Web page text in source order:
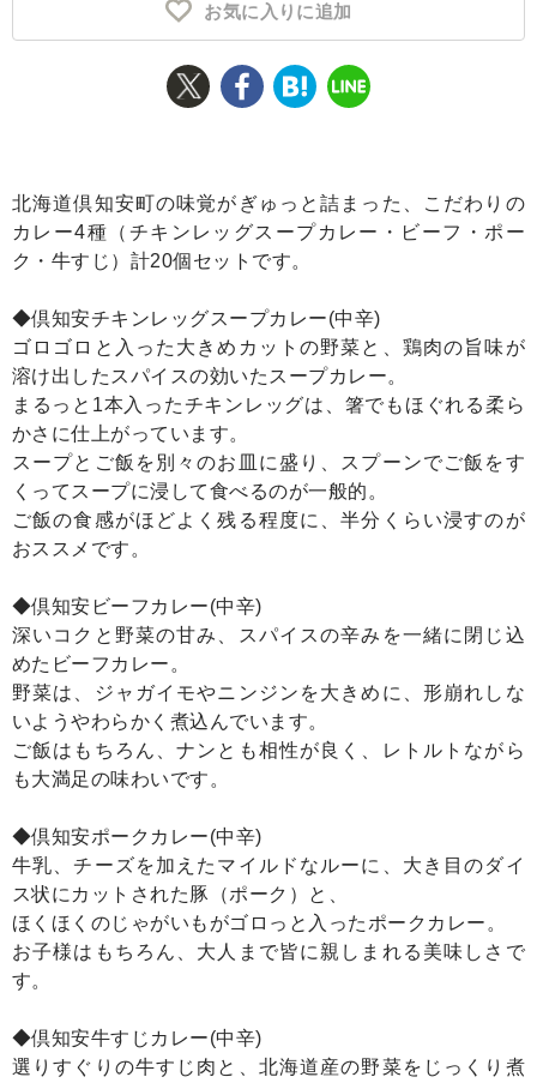
お気に入りに追加
北海道倶知安町の味覚がぎゅっと詰まった、こだわりの
カレー4種（チキンレッグスープカレー・ビーフ・ポー
ク・牛すじ）計20個セットです。
◆倶知安チキンレッグスープカレー(中辛)
ゴロゴロと入った大きめカットの野菜と、鶏肉の旨味が
溶け出したスパイスの効いたスープカレー。
まるっと1本入ったチキンレッグは、箸でもほぐれる柔ら
かさに仕上がっています。
スープとご飯を別々のお皿に盛り、スプーンでご飯をす
くってスープに浸して食べるのが一般的。
ご飯の食感がほどよく残る程度に、半分くらい浸すのが
おススメです。
◆倶知安ビーフカレー(中辛)
深いコクと野菜の甘み、スパイスの辛みを一緒に閉じ込
めたビーフカレー。
野菜は、ジャガイモやニンジンを大きめに、形崩れしな
いようやわらかく煮込んでいます。
ご飯はもちろん、ナンとも相性が良く、レトルトながら
も大満足の味わいです。
◆倶知安ポークカレー(中辛)
牛乳、チーズを加えたマイルドなルーに、大き目のダイ
ス状にカットされた豚（ポーク）と、
ほくほくのじゃがいもがゴロっと入ったポークカレー。
お子様はもちろん、大人まで皆に親しまれる美味しさで
す。
◆倶知安牛すじカレー(中辛)
選りすぐりの牛すじ肉と、北海道産の野菜をじっくり煮